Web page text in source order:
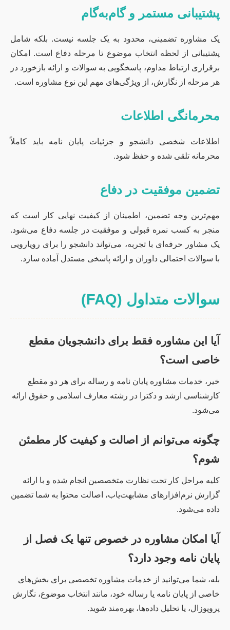
پشتیبانی مستمر و گام‌به‌گام
یک مشاوره تضمینی، محدود به یک جلسه نیست. بلکه شامل
پشتیبانی از لحظه انتخاب موضوع تا مرحله دفاع است. امکان
برقراری ارتباط مداوم، پاسخگویی به سوالات و ارائه بازخورد در
هر مرحله از نگارش، از ویژگی‌های مهم این نوع مشاوره است.
محرمانگی اطلاعات
اطلاعات شخصی دانشجو و جزئیات پایان نامه باید کاملاً
محرمانه تلقی شده و حفظ شود.
تضمین موفقیت در دفاع
مهم‌ترین وجه تضمین، اطمینان از کیفیت نهایی کار است که
منجر به کسب نمره قبولی و موفقیت در جلسه دفاع می‌شود.
یک مشاور حرفه‌ای با تجربه، می‌تواند دانشجو را برای رویارویی
با سوالات احتمالی داوران و ارائه پاسخی مستدل آماده سازد.
سوالات متداول (FAQ)
آیا این مشاوره فقط برای دانشجویان مقطع
خاصی است؟
خیر، خدمات مشاوره پایان نامه و رساله برای هر دو مقطع
کارشناسی ارشد و دکترا در رشته معارف اسلامی و حقوق ارائه
می‌شود.
چگونه می‌توانم از اصالت و کیفیت کار مطمئن
شوم؟
کلیه مراحل کار تحت نظارت متخصصین انجام شده و با ارائه
گزارش نرم‌افزارهای مشابهت‌یاب، اصالت محتوا به شما تضمین
داده می‌شود.
آیا امکان مشاوره در خصوص تنها یک فصل از
پایان نامه وجود دارد؟
بله، شما می‌توانید از خدمات مشاوره تخصصی برای بخش‌های
خاصی از پایان نامه یا رساله خود، مانند انتخاب موضوع، نگارش
پروپوزال، یا تحلیل داده‌ها، بهره‌مند شوید.